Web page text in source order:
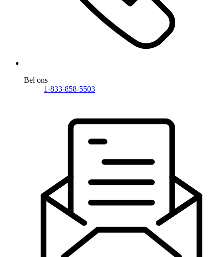
Bel ons
1-833-858-5503